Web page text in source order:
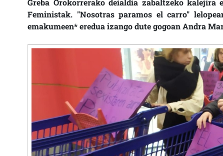
Greba Orokorrerako deialdia zabaltzeko
Feministak. "Nosotras paramos el carro"
emakumeen* eredua izango dute gogoan Andra